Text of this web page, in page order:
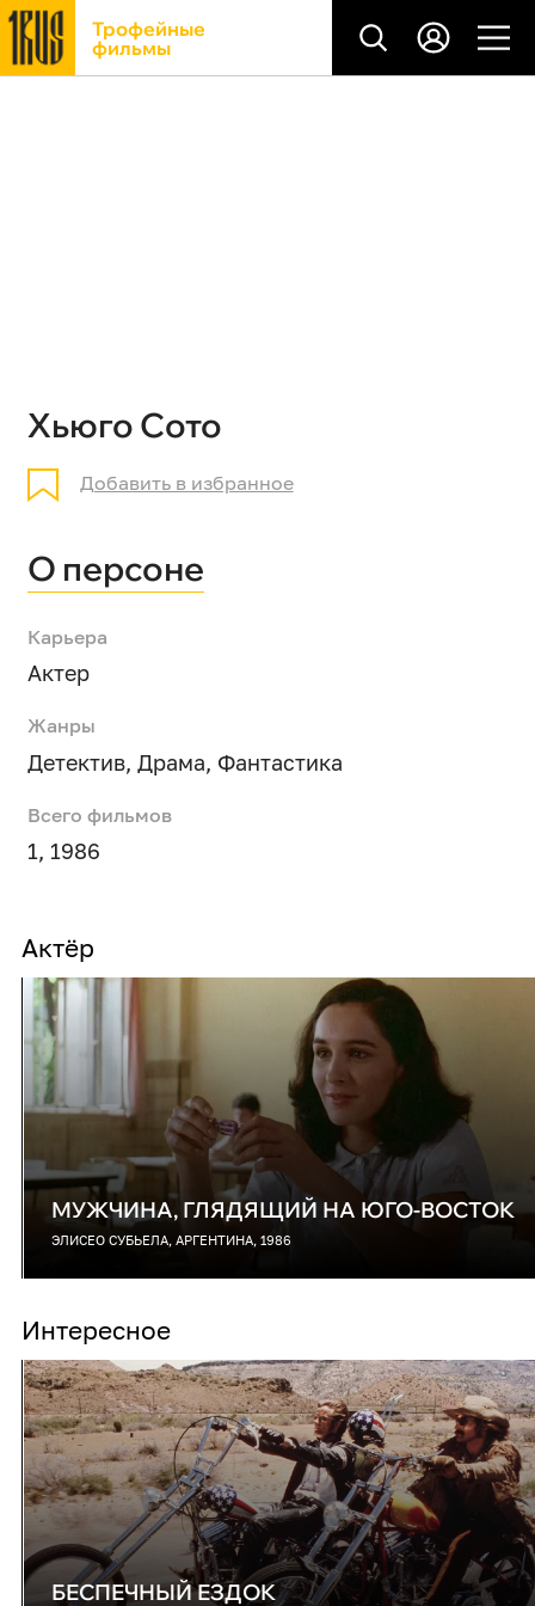
Трофейные
фильмы
Хьюго Сото
Добавить в избранное
О персоне
Карьера
Актер
Жанры
Детектив, Драма, Фантастика
Всего фильмов
1, 1986
Актёр
МУЖЧИНА, ГЛЯДЯЩИЙ НА ЮГО-ВОСТОК
ЭЛИСЕО СУБЬЕЛА, АРГЕНТИНА, 1986
Интересное
БЕСПЕЧНЫЙ ЕЗДОК